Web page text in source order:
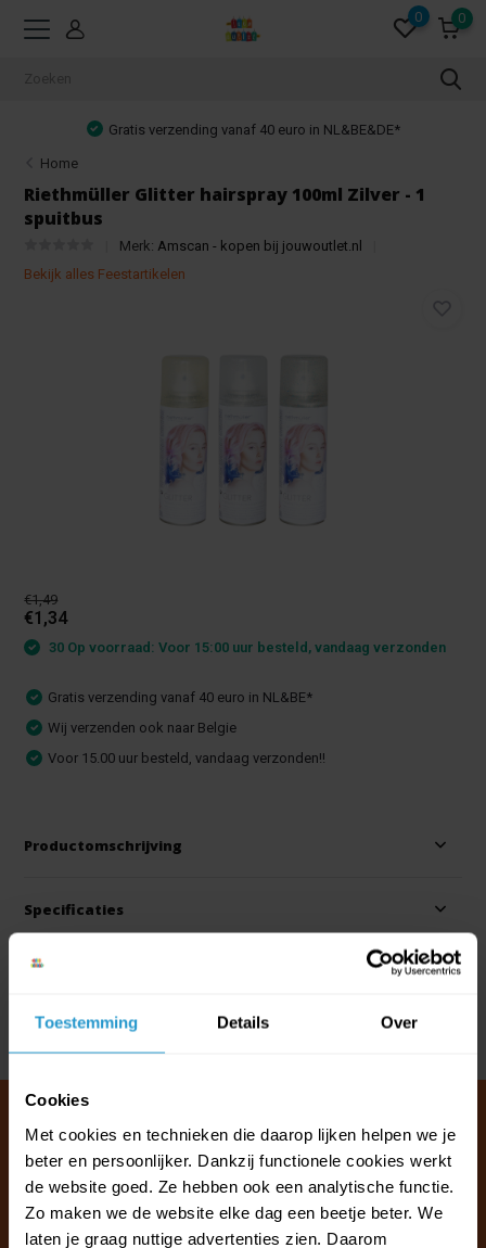
Toestemming Details Over
Cookies
Met cookies en technieken die daarop lijken helpen we je
beter en persoonlijker. Dankzij functionele cookies werkt
de website goed. Ze hebben ook een analytische functie.
Zo maken we de website elke dag een beetje beter. We
laten je graag nuttige advertenties zien. Daarom
0 0
Gratis verzending vanaf 40 euro in NL&BE&DE*
Home
Riethmüller Glitter hairspray 100ml Zilver - 1
spuitbus
Merk: Amscan - kopen bij jouwoutlet.nl
Bekijk alles Feestartikelen
€1,49
€1,34
30 Op voorraad: Voor 15:00 uur besteld, vandaag verzonden
Gratis verzending vanaf 40 euro in NL&BE*
Wij verzenden ook naar Belgie
Voor 15.00 uur besteld, vandaag verzonden!!
Productomschrijving
Specificaties
Reviews
Klantenservice & FAQ
Wij staan voor u klaar.